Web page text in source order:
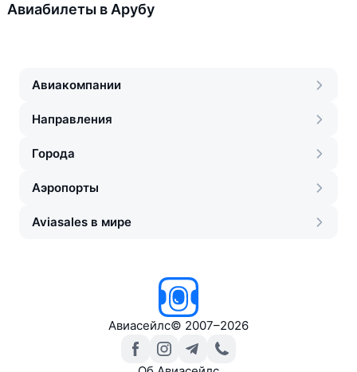
Авиабилеты в Арубу
Авиакомпании
Направления
Города
Аэропорты
Aviasales в мире
Авиасейлс© 2007–2026